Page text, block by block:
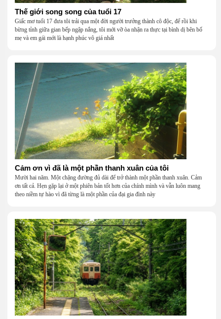
Thế giới song song của tuổi 17
Giấc mơ tuổi 17 đưa tôi trải qua một đời người trưởng thành cô độc, để rồi khi
bừng tỉnh giữa gian bếp ngập nắng, tôi mới vỡ òa nhận ra thực tại bình dị bên bố
mẹ và em gái mới là hạnh phúc vô giá nhất
Cảm ơn vì đã là một phần thanh xuân của tôi
Mười hai năm. Một chặng đường đủ dài để trở thành một phần thanh xuân. Cảm
ơn tất cả. Hẹn gặp lại ở một phiên bản tốt hơn của chính mình và vẫn luôn mang
theo niềm tự hào vì đã từng là một phần của đại gia đình này